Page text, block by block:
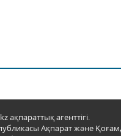
ақпараттық агенттігі.
Ақпарат және